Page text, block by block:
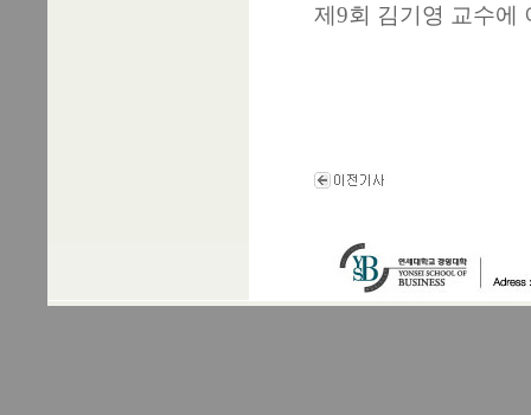
제9회 김기영 교수에